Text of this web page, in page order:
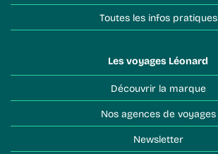
Toutes les infos pratiques
Les voyages Léonard
Découvrir la marque
Nos agences de voyages
Newsletter